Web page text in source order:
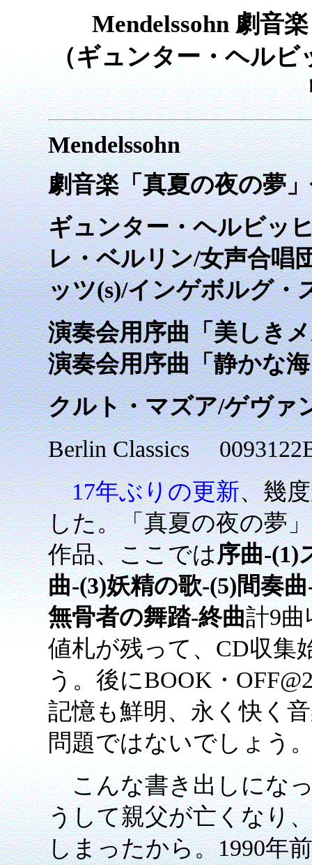
Mendelssohn 劇音
（ギュンター・ヘルビ
Mendelssohn
劇音楽「真夏の夜の夢
ギュンター・ヘルビッ
レ・ベルリン/女声合唱
ッツ(s)/インゲボルグ・
演奏会用序曲「美しき
演奏会用序曲「静かな
クルト・マズア/ゲヴァ
Berlin Classics
17年ぶりの更新、幾
した。「真夏の夜の夢
作品、ここでは序曲-(1)
曲-(3)妖精の歌-(5)間奏
無骨者の舞踏-終曲計9
値札が残って、CD収集
う。後にBOOK・
記憶も鮮明、永く快く
問題ではないでしょう
こんな書き出しになっ
うして親父が亡くなり
しまったから。1990年